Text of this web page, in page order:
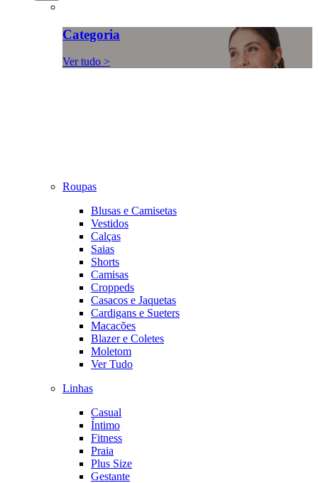
Categoria
Ver tudo >
Roupas
Blusas e Camisetas
Vestidos
Calças
Saias
Shorts
Camisas
Croppeds
Casacos e Jaquetas
Cardigans e Sueters
Macacões
Blazer e Coletes
Moletom
Ver Tudo
Linhas
Casual
Íntimo
Fitness
Praia
Plus Size
Gestante